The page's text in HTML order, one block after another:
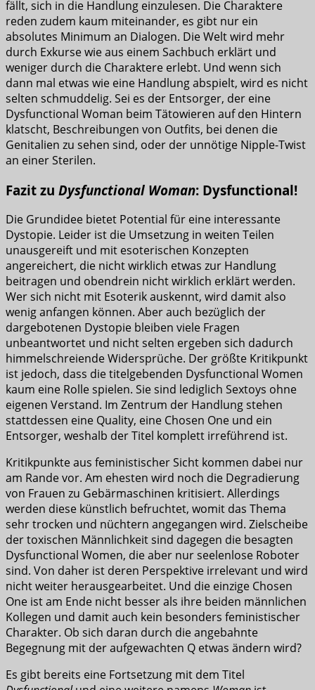
fällt, sich in die Handlung einzulesen. Die Charaktere
reden zudem kaum miteinander, es gibt nur ein
absolutes Minimum an Dialogen. Die Welt wird mehr
durch Exkurse wie aus einem Sachbuch erklärt und
weniger durch die Charaktere erlebt. Und wenn sich
dann mal etwas wie eine Handlung abspielt, wird es nicht
selten schmuddelig. Sei es der Entsorger, der eine
Dysfunctional Woman beim Tätowieren auf den Hintern
klatscht, Beschreibungen von Outfits, bei denen die
Genitalien zu sehen sind, oder der unnötige Nipple-Twist
an einer Sterilen.
Fazit zu Dysfunctional Woman: Dysfunctional!
Die Grundidee bietet Potential für eine interessante
Dystopie. Leider ist die Umsetzung in weiten Teilen
unausgereift und mit esoterischen Konzepten
angereichert, die nicht wirklich etwas zur Handlung
beitragen und obendrein nicht wirklich erklärt werden.
Wer sich nicht mit Esoterik auskennt, wird damit also
wenig anfangen können. Aber auch bezüglich der
dargebotenen Dystopie bleiben viele Fragen
unbeantwortet und nicht selten ergeben sich dadurch
himmelschreiende Widersprüche. Der größte Kritikpunkt
ist jedoch, dass die titelgebenden Dysfunctional Women
kaum eine Rolle spielen. Sie sind lediglich Sextoys ohne
eigenen Verstand. Im Zentrum der Handlung stehen
stattdessen eine Quality, eine Chosen One und ein
Entsorger, weshalb der Titel komplett irreführend ist.
Kritikpunkte aus feministischer Sicht kommen dabei nur
am Rande vor. Am ehesten wird noch die Degradierung
von Frauen zu Gebärmaschinen kritisiert. Allerdings
werden diese künstlich befruchtet, womit das Thema
sehr trocken und nüchtern angegangen wird. Zielscheibe
der toxischen Männlichkeit sind dagegen die besagten
Dysfunctional Women, die aber nur seelenlose Roboter
sind. Von daher ist deren Perspektive irrelevant und wird
nicht weiter herausgearbeitet. Und die einzige Chosen
One ist am Ende nicht besser als ihre beiden männlichen
Kollegen und damit auch kein besonders feministischer
Charakter. Ob sich daran durch die angebahnte
Begegnung mit der aufgewachten Q etwas ändern wird?
Es gibt bereits eine Fortsetzung mit dem Titel